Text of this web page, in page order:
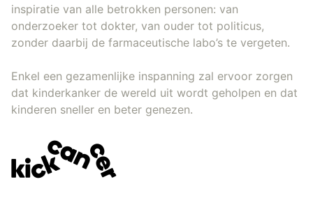
inspiratie van alle betrokken personen: van
onderzoeker tot dokter, van ouder tot politicus,
zonder daarbij de farmaceutische labo’s te vergeten.
Enkel een gezamenlijke inspanning zal ervoor zorgen
dat kinderkanker de wereld uit wordt geholpen en dat
kinderen sneller en beter genezen.